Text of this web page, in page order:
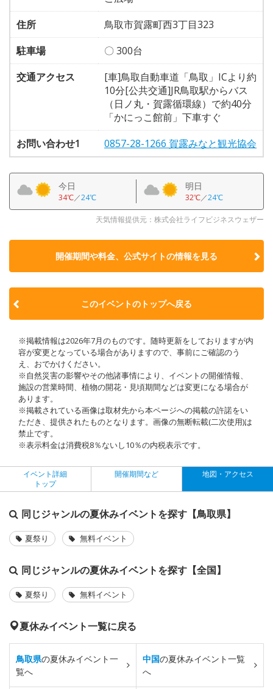
住所
鳥取市賀露町西3丁目323
駐車場
〇 300台
交通アクセス
[車]鳥取自動車道「鳥取」ICより約
10分[公共交通]JR鳥取駅からバス
（日ノ丸・賀露循環線）で約40分
「かにっこ館前」下車すぐ
お問い合わせ1
0857-28-1266 賀露みなと観光協会
今日
34℃／24℃
明日
32℃／24℃
天気情報提供元：株式会社ライフビジネスウェザー
開催期間や料金、公式サイトの情報を見る
このイベントのトップへ戻る
※掲載情報は2026年7月のものです。随時更新をしておりますが内
容が変更となっている場合がありますので、事前にご確認のう
え、おでかけください。
※自然災害の影響やその他諸事情により、イベントの開催情報、
施設の営業時間、植物の開花・見頃期間などは変更になる場合が
あります。
※掲載されている画像は取材先から本ページへの掲載の許諾をい
ただき、提供されたものとなります。画像の無断転載(二次使用)は
禁止です。
※表示料金は消費税8％ないし10％の内税表示です。
イベント詳細
トップ
開催期間など 地図・アクセス
同じジャンルの夏休みイベントを探す【鳥取県】
夏祭り 無料イベント
同じジャンルの夏休みイベントを探す【全国】
夏祭り 無料イベント
夏休みイベント一覧に戻る
鳥取県の夏休みイベント一
覧へ
中国の夏休みイベント一覧
へ